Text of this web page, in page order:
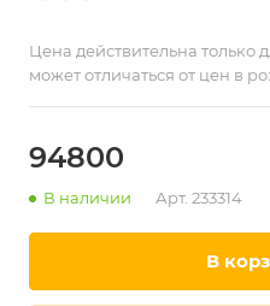
Цена действительна только
может отличаться от цен в
94800
В наличии Арт. 233314
в